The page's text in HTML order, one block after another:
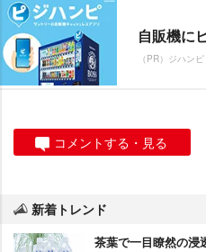
自販機に
（PR）ジハンピ
コメントする・見る
新着トレンド
茶葉で一目瞭然の浸